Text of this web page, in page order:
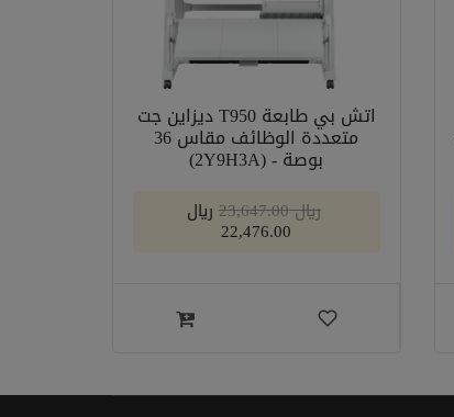
اتش بي طابعة T950 ديزاين جت
متعددة الوظائف مقاس 36
بوصة - (2Y9H3A)
﷼ 23,647.00 ﷼
22,476.00